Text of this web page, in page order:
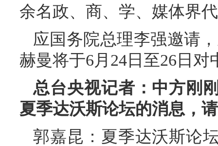
余名政、商、学、媒体界
应国务院总理李强邀请
赫曼将于6月24日至26日
总台央视记者：中方刚
夏季达沃斯论坛的消息，
郭嘉昆：夏季达沃斯论